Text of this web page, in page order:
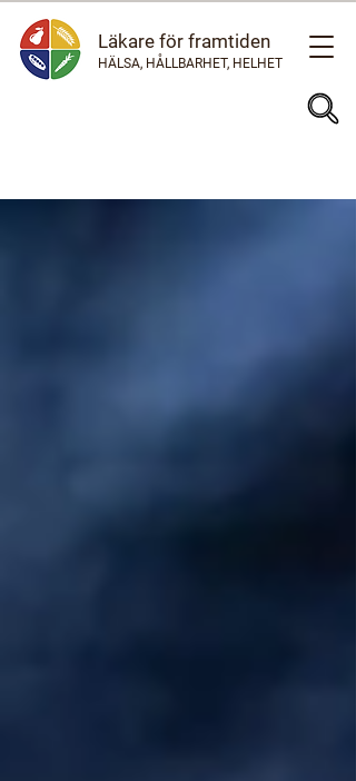
Läkare för framtiden
HÄLSA, HÅLLBARHET, HELHET